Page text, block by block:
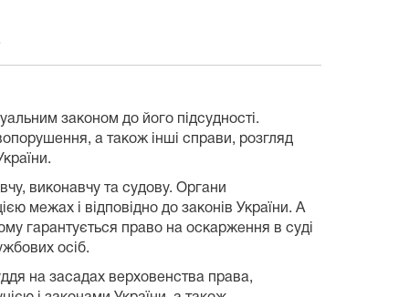
законом до його підсудності.
а також інші справи, розгляд
виконавчу та судову. Органи
межах і відповідно до законів України. А
гарантується право на оскарження в суді
осіб.
на засадах верховенства права,